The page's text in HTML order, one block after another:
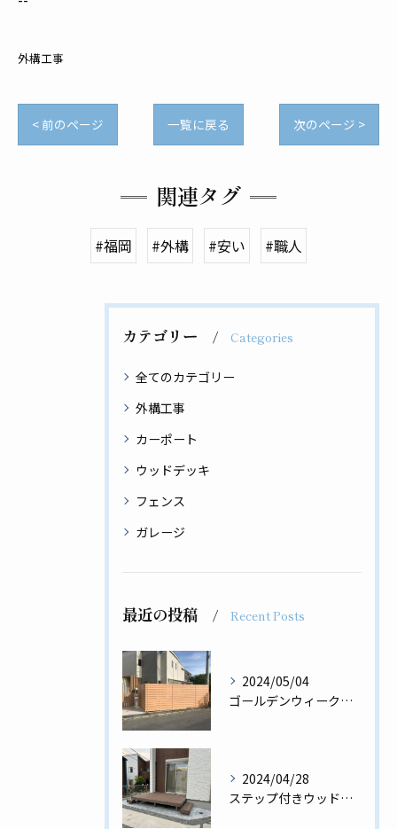
外構工事
< 前のページ 一覧に戻る 次のページ >
関連タグ
#福岡 #外構 #安い #職人
カテゴリー Categories
全てのカテゴリー
外構工事
カーポート
ウッドデッキ
フェンス
ガレージ
最近の投稿 Recent Posts
2024/05/04
ゴールデンウィーク前の工事完了✨板張りフェンス、門扉、門柱工事💪🏿
2024/04/28
ステップ付きウッドデッキ♪用途に合わせたウッドデッキ✨